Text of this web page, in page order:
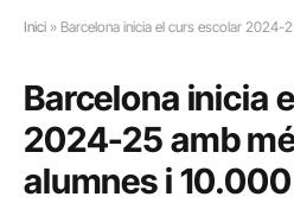
Inici » Barcelona inicia el curs escolar 2024-25 amb
Barcelona inicia
2024-25 amb
alumnes i